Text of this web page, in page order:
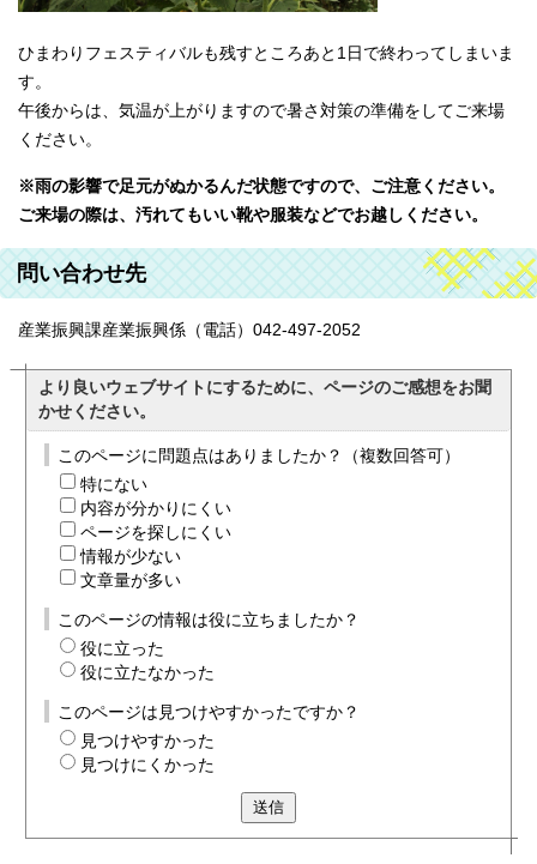
ひまわりフェスティバルも残すところあと1日で終わってしまいま
す。
午後からは、気温が上がりますので暑さ対策の準備をしてご来場
ください。
※雨の影響で足元がぬかるんだ状態ですので、ご注意ください。
ご来場の際は、汚れてもいい靴や服装などでお越しください。
問い合わせ先
産業振興課産業振興係（電話）042-497-2052
より良いウェブサイトにするために、ページのご感想をお聞
かせください。
このページに問題点はありましたか？（複数回答可）
特にない
内容が分かりにくい
ページを探しにくい
情報が少ない
文章量が多い
このページの情報は役に立ちましたか？
役に立った
役に立たなかった
このページは見つけやすかったですか？
見つけやすかった
見つけにくかった
送信